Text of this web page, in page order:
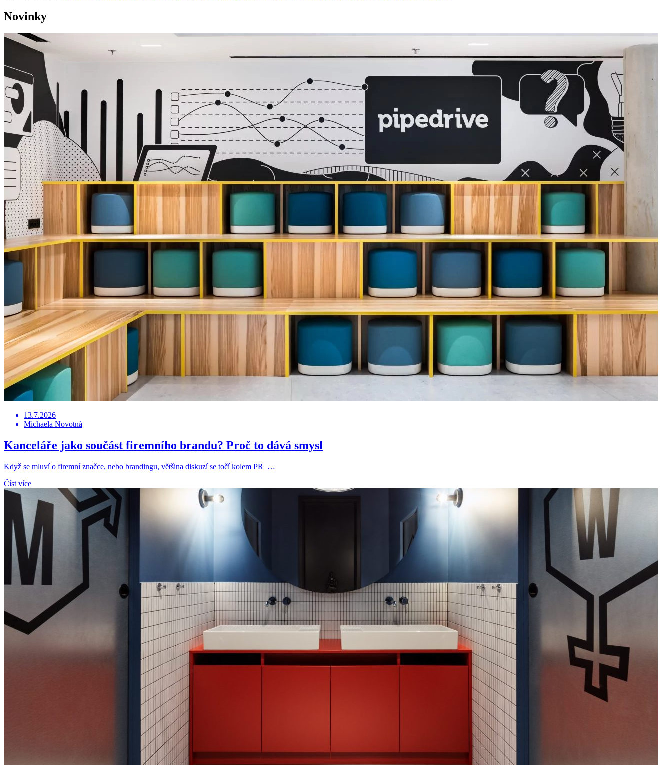
Novinky
13.7.2026
Michaela Novotná
Kanceláře jako součást firemního brandu? Proč to dává smysl
Když se mluví o firemní značce, nebo brandingu, většina diskuzí se točí kolem PR …
Číst více